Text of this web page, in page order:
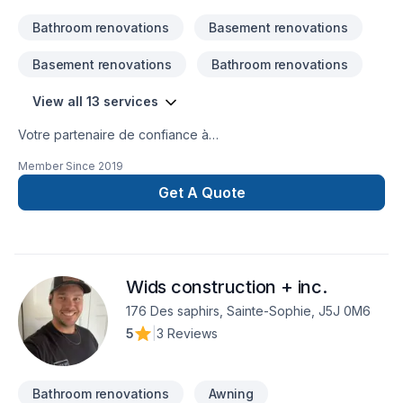
Bathroom renovations Basement renovations
Basement renovations Bathroom renovations
View all 13 services
Votre partenaire de confiance à
spécialiste de services spécialisés, prêt à concrétiser vos
projets les plus ambitieux. Notre équipe expérimentée vous
accompagne à chaque étape, avec des conseils sur mesure
d'exception, centré sur vos besoins et vos aspirations.
Member Since 2019
Get A Quote
Wids construction + inc.
176 Des saphirs, Sainte-Sophie, J5J 0M6
5
3 Reviews
Bathroom renovations Awning